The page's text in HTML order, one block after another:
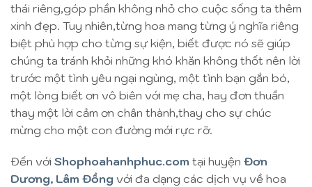
thái riêng,góp phần không nhỏ cho cuộc sống ta thêm
xinh đẹp. Tuy nhiên,từng hoa mang từng ý nghĩa riêng
biệt phù hợp cho từng sự kiện, biết được nó sẽ giúp
chúng ta tránh khỏi những khó khăn không thốt nên lời
trước một tình yêu ngại ngùng, một tình bạn gắn bó,
một lòng biết ơn vô biên với mẹ cha, hay đơn thuần
thay một lời cảm ơn chân thành,thay cho sự chúc
mừng cho một con đường mới rực rỡ.
Đến với Shophoahanhphuc.com tại huyện Đơn
Dương, Lâm Đồng với đa dạng các dịch vụ về hoa